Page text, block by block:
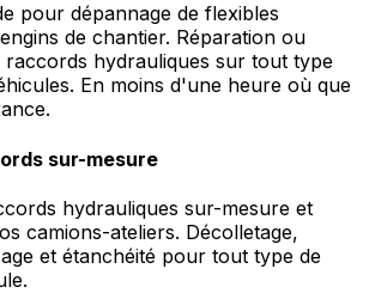
pour dépannage de flexibles
de chantier. Réparation ou
raccords hydrauliques sur tout type
En moins d'une heure où que
sur-mesure
hydrauliques sur-mesure et
camions-ateliers. Décolletage,
et étanchéité pour tout type de